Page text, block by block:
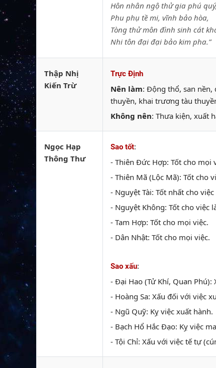
Hôn nhân ngộ thử gia phú quý,
Phu phụ tề mi, vĩnh bảo hòa,
Tòng thử môn đình sinh cát
Nhi tôn đại đại bảo kim pha.”
Thập Nhị
Kiến Trừ
Trực Định
Nên làm: Động thổ, san nền,
thuyền, khai trương tàu
Không nên: Thưa kiện, xuất
Ngọc Hạp
Thông Thư
Sao tốt:
- Thiên Đức Hợp: Tốt cho mọi
- Thiên Mã (Lộc Mã): Tốt cho
- Nguyệt Tài: Tốt nhất cho
- Nguyệt Không: Tốt cho việc
- Tam Hợp: Tốt cho mọi việc.
- Dân Nhật: Tốt cho mọi việc.
Sao xấu:
- Đại Hao (Tử Khí, Quan Phú):
- Hoàng Sa: Xấu đối với việc
- Ngũ Quỹ: Kỵ việc xuất hành.
- Bạch Hổ Hắc Đạo: Kỵ việc
- Tội Chỉ: Xấu với việc tế tự